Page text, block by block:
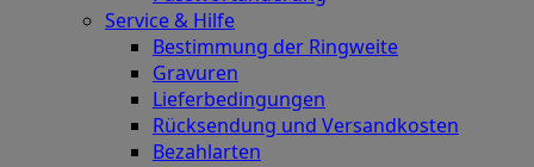
Service & Hilfe
Bestimmung der Ringweite
Gravuren
Lieferbedingungen
Rücksendung und Versandkosten
Bezahlarten